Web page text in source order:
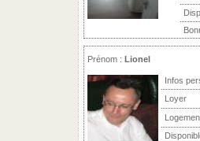
Prénom : Lionel
Infos
Loyer